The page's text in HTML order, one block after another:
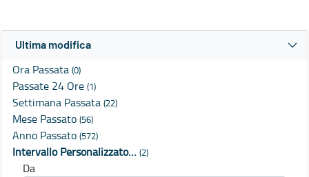
Ultima modifica
Ora Passata (0)
Passate 24 Ore (1)
Settimana Passata (22)
Mese Passato (56)
Anno Passato (572)
Intervallo Personalizzato… (2)
Da